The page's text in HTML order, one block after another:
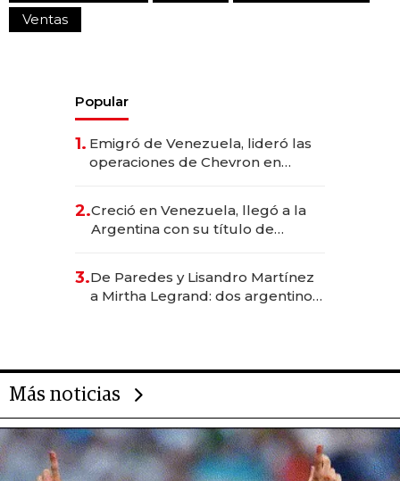
Ventas
Popular
1. Emigró de Venezuela, lideró las
operaciones de Chevron en
2.Creció en Venezuela, llegó a la
Argentina con su título de
las marcas "fast premium"
3.De Paredes y Lisandro Martínez
a Mirtha Legrand: dos argentinos
Más noticias